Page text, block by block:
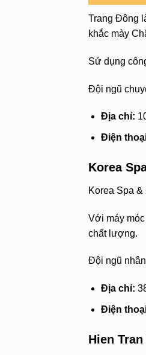
Trang Đông
khắc mày
Sử dụng
Đội ngũ
Địa chỉ:
Điện
Korea
Korea Spa
Với máy
chất lượng.
Đội ngũ
Địa chỉ:
Điện
Hien